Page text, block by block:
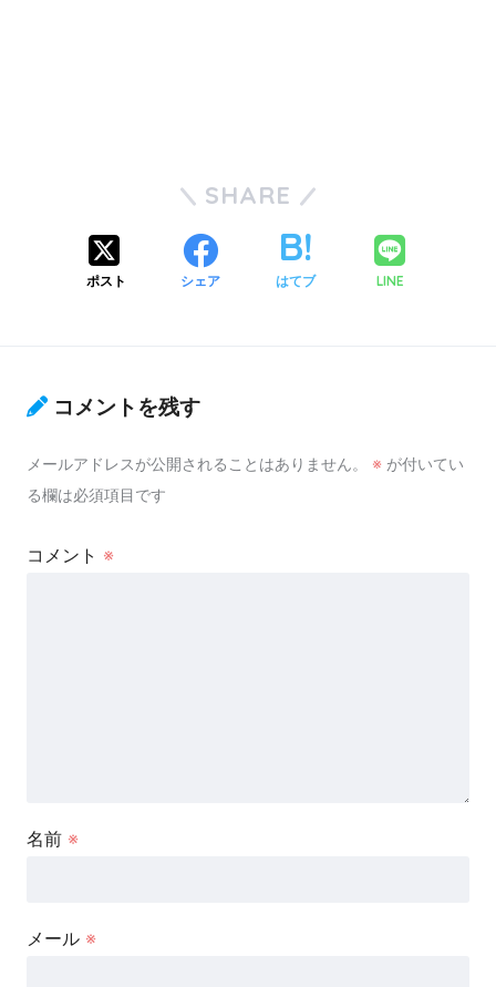
SHARE
ポスト シェア はてブ LINE
コメントを残す
メールアドレスが公開されることはありません。 ※ が付いてい
る欄は必須項目です
コメント ※
名前 ※
メール ※